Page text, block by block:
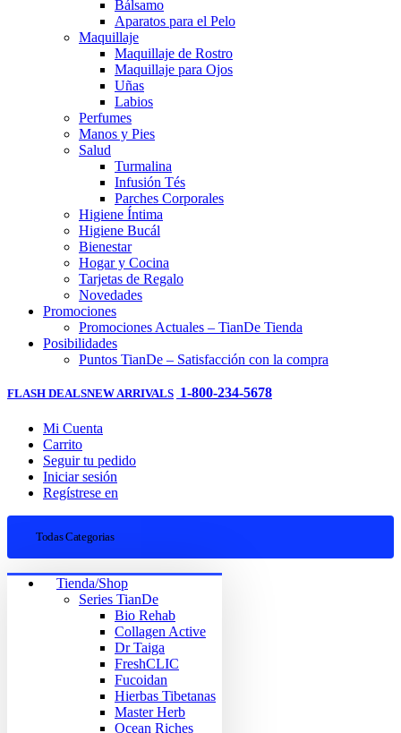
Bálsamo
Aparatos para el Pelo
Maquillaje
Maquillaje de Rostro
Maquillaje para Ojos
Uñas
Labios
Perfumes
Manos y Pies
Salud
Turmalina
Infusión Tés
Parches Corporales
Higiene Íntima
Higiene Bucál
Bienestar
Hogar y Cocina
Tarjetas de Regalo
Novedades
Promociones
Promociones Actuales – TianDe Tienda
Posibilidades
Puntos TianDe – Satisfacción con la compra
FLASH DEALSNEW ARRIVALS 1-800-234-5678
Mi Cuenta
Carrito
Seguir tu pedido
Iniciar sesión
Regístrese en
Todas Categorias
Tienda/Shop
Series TianDe
Bio Rehab
Collagen Active
Dr Taiga
FreshCLIC
Fucoidan
Hierbas Tibetanas
Master Herb
Ocean Riches